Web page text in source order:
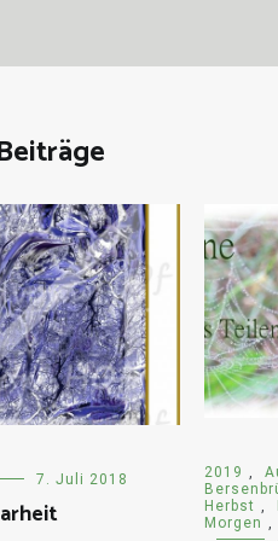
7. Juli 2018 2019 ,
Herbst ,
Morgen ,